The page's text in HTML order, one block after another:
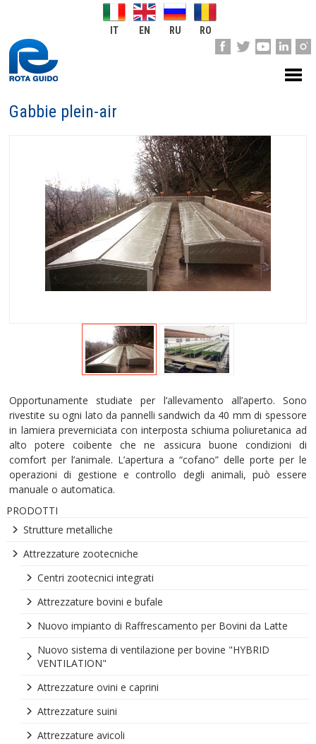
IT EN RU RO
Gabbie plein-air
Opportunamente studiate per l’allevamento all’aperto. Sono
rivestite su ogni lato da pannelli sandwich da 40 mm di spessore
in lamiera preverniciata con interposta schiuma poliuretanica ad
alto potere coibente che ne assicura buone condizioni di
comfort per l’animale. L’apertura a “cofano” delle porte per le
operazioni di gestione e controllo degli animali, può essere
manuale o automatica.
PRODOTTI
Strutture metalliche
Attrezzature zootecniche
Centri zootecnici integrati
Attrezzature bovini e bufale
Nuovo impianto di Raffrescamento per Bovini da Latte
Nuovo sistema di ventilazione per bovine "HYBRID
VENTILATION"
Attrezzature ovini e caprini
Attrezzature suini
Attrezzature avicoli